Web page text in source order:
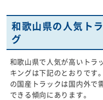
和歌山県の人気ト
グ
和歌山県で人気が高いトラ
キングは下記のとおりです
の国産トラックは国内外で
できる傾向にあります。